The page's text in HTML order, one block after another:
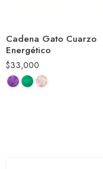
Cadena Gato Cuarzo
Energético
$33,000